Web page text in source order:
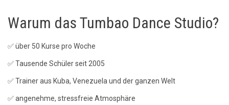
Warum das Tumbao Dance Studio?
✅ über 50 Kurse pro Woche
✅ Tausende Schüler seit 2005
✅ Trainer aus Kuba, Venezuela und der ganzen Welt
✅ angenehme, stressfreie Atmosphäre